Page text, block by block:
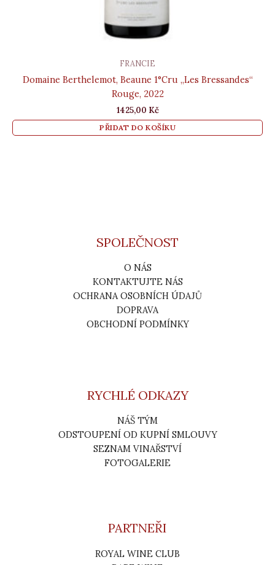
FRANCIE
Domaine Berthelemot, Beaune 1°Cru „Les Bressandes“
Rouge, 2022
1425,00 Kč
PŘIDAT DO KOŠÍKU
SPOLEČNOST
O NÁS
KONTAKTUJTE NÁS
OCHRANA OSOBNÍCH ÚDAJŮ
DOPRAVA
OBCHODNÍ PODMÍNKY
RYCHLÉ ODKAZY
NÁŠ TÝM
ODSTOUPENÍ OD KUPNÍ SMLOUVY
SEZNAM VINAŘSTVÍ
FOTOGALERIE
PARTNEŘI
ROYAL WINE CLUB